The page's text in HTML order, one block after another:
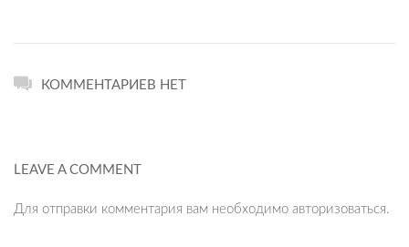
КОММЕНТАРИЕВ НЕТ
LEAVE A COMMENT
Для отправки комментария вам необходимо авторизоваться.